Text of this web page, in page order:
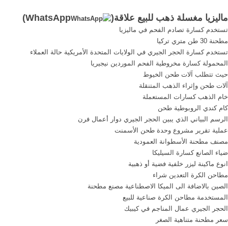
[الدردشة على الانترنت] أريزونا
ماليزيا
ماليزيا مغسلة ذهب للبيع علاقة( WhatsApp
)
تستخدم كسارة تصادم الفحم في ماليزيا
مطحنة 30 طن متري تركيا
تستخدم كسارة الحجر الجيري في الولايات المتحدة الأمريكية حالة العملاء
المحمولة كسارة مخروطية الفحم الموردين نيجيريا
حيث تتطلب آلات طحن الخيوط
آلات طحن وإثراء الذهب المتنقلة
خام الذهب كسارات المستعملة
كام كندي الروبوطية طحن
الرسم البياني الذي يبين الحجر الجيري دوار أعمال فرن
عملية تقرير مشروع وحدة طحن الأسمنت
مصنف مطحنة الأسطوانة العمودية
ضياء الصانع كسارة السيليكا
انوع ماكينة ليزر خلفية فضية أو ذهبية
مطاحن الكرة التعدين شراء
الصين بالاضافة الى الميكا الاصطناعية مصنع مطحنة
المستخدمة مطاحن الكرة صناعية للبيع
الحجر الجيري عمال المناجم في كيبيك
سعر مطحنة متناهية الصغر